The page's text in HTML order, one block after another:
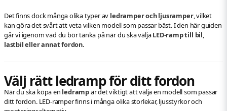
Det finns dock många olika typer av ledramper och ljusramper, vilket
kan göra det svårt att veta vilken modell som passar bäst. I den här guiden
går vi igenom vad du bör tänka på när du ska väljaLED-ramp till bil,
lastbil eller annat fordon.
Välj rätt ledramp för ditt fordon
När du ska köpa en ledrampär det viktigt att välja en modell som passar
ditt fordon. LED-ramper finns i många olika storlekar, ljusstyrkor och